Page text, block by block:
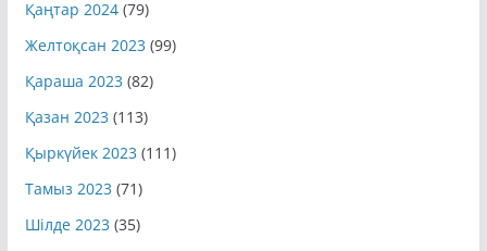
Қаңтар 2024(79)
Желтоқсан 2023 (99)
Қараша 2023 (82)
Қазан 2023 (113)
Қыркүйек 2023 (111)
Тамыз 2023 (71)
Шілде 2023 (35)